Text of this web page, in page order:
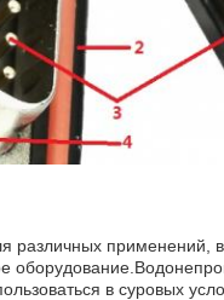
различных
в суровых